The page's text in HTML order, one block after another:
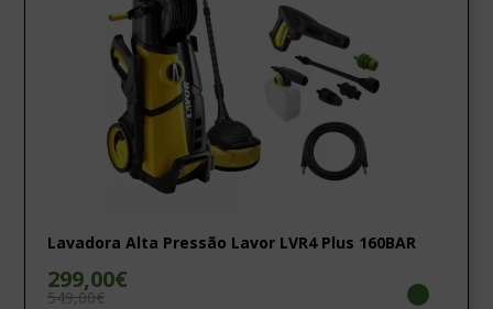
Lavadora Alta Pressão Lavor LVR4 Plus 160BAR
299,00€
549,00€